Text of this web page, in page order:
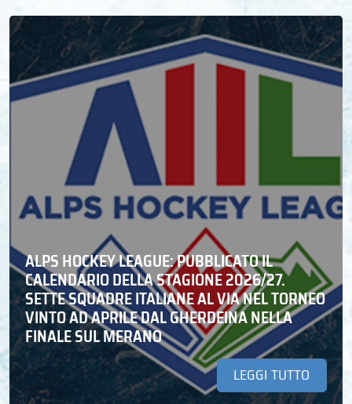
ALPS HOCKEY LEAGUE: PUBBLICATO IL
CALENDARIO DELLA STAGIONE 2026/27.
SETTE SQUADRE ITALIANE AL VIA NEL TORNEO
VINTO AD APRILE DAL GHERDEINA NELLA
FINALE SUL MERANO
LEGGI TUTTO